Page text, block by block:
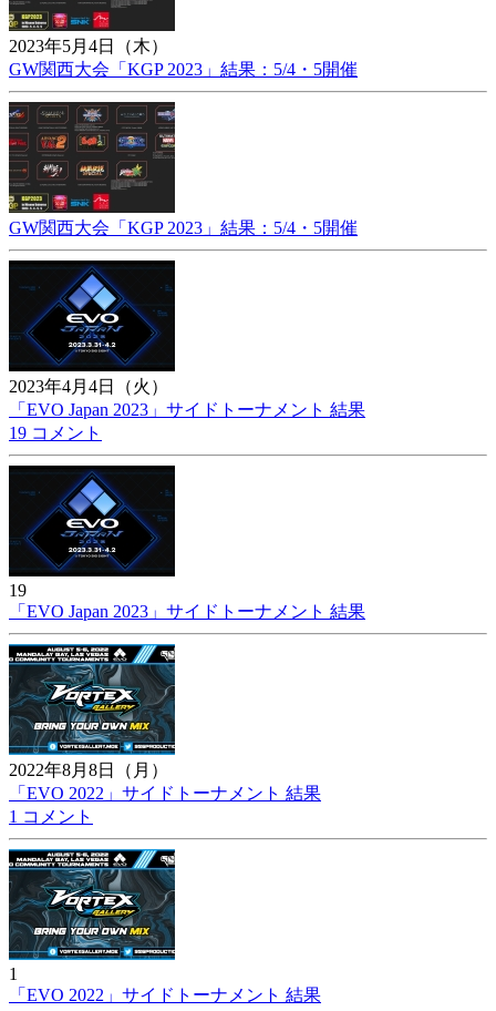
2023年5月4日（木）
GW関西大会「KGP 2023」結果：5/4・5開催
GW関西大会「KGP 2023」結果：5/4・5開催
2023年4月4日（火）
「EVO Japan 2023」サイドトーナメント 結果
19 コメント
19
「EVO Japan 2023」サイドトーナメント 結果
2022年8月8日（月）
「EVO 2022」サイドトーナメント 結果
1 コメント
1
「EVO 2022」サイドトーナメント 結果